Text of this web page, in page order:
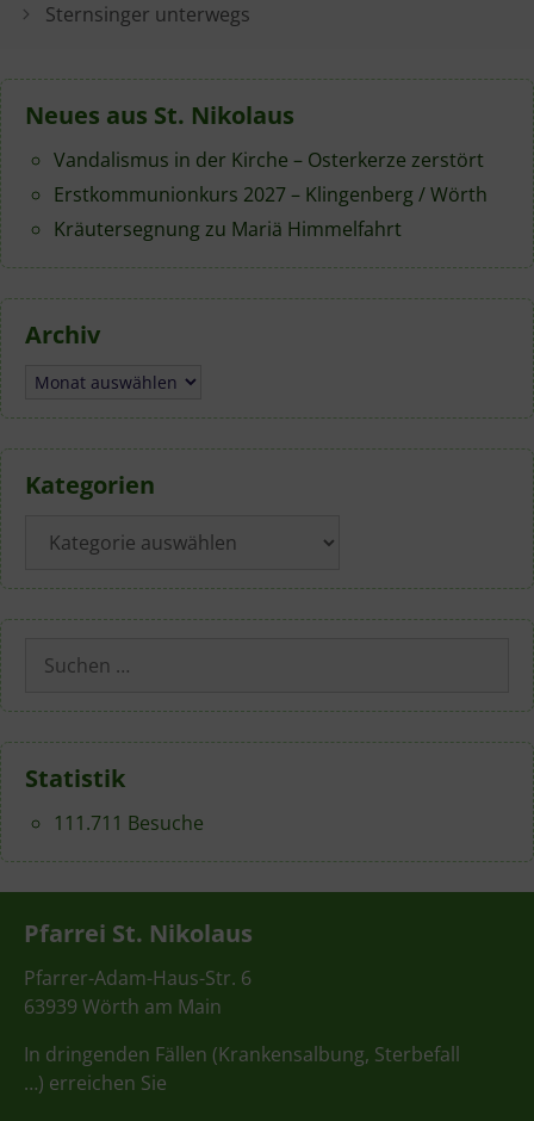
Sternsinger unterwegs
Neues aus St. Nikolaus
Vandalismus in der Kirche – Osterkerze zerstört
Erstkommunionkurs 2027 – Klingenberg / Wörth
Kräutersegnung zu Mariä Himmelfahrt
Archiv
Archiv
Kategorien
Suchen
nach:
Statistik
111.711 Besuche
Pfarrei St. Nikolaus
Pfarrer-Adam-Haus-Str. 6
63939 Wörth am Main
In dringenden Fällen (Krankensalbung, Sterbefall
…) erreichen Sie